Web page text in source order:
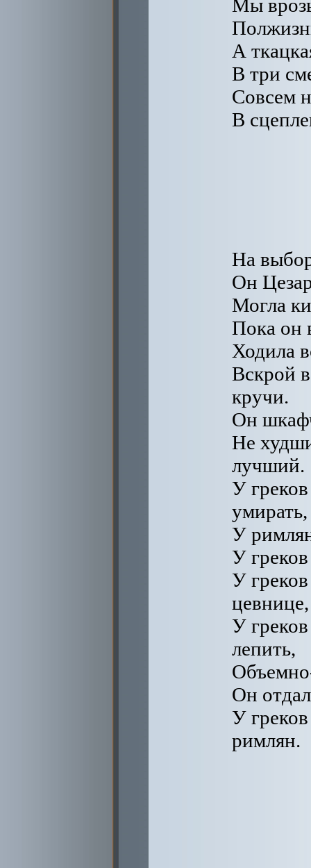
Мы
А
В три
Совсем
В
На
Он
Могла
Пока он
Ходила
Вскрой
кручи.
Он
Не
лучший.
У
умирать,
У
У
У
цевнице,
У
лепить,
Он
У
римлян.